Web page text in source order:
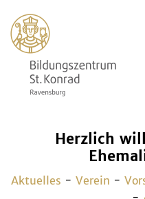
Herzlich
Aktuelles - Verein -